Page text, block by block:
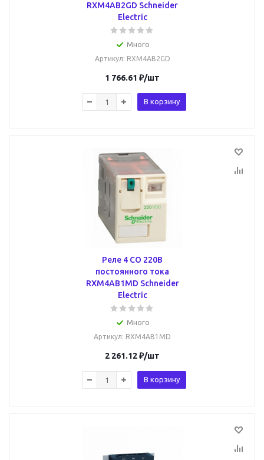
RXM4AB2GD Schneider
Electric
Много
Артикул: RXM4AB2GD
1 766.61 ₽/шт
В корзину
Реле 4 CO 220В
постоянного тока
RXM4AB1MD Schneider
Electric
Много
Артикул: RXM4AB1MD
2 261.12₽/шт
В корзину